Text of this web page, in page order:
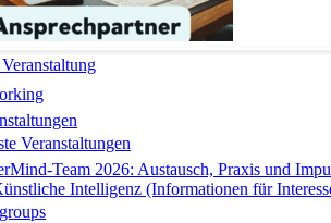
Veranstaltung
Veranstaltungen
Team 2026: Austausch, Praxis und
Intelligenz (Informationen für